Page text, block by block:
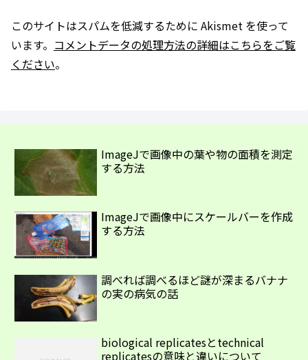
このサイトはスパムを低減するために Akismet を使って
います。 コメントデータの処理方法の詳細はこちらをご覧
ください。
ImageJで画像中の葉や物の面積を測定
する方法
ImageJで画像中にスケールバーを作成
する方法
調べれば調べるほど謎が深まるバナナ
の実の病気の話
biological replicatesとtechnical
replicatesの意味と違いについて